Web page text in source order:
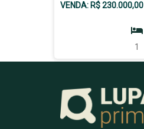
VENDA: R$ 230.000,00
1